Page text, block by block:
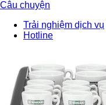
Câu chuyện
Trải nghiệm dịch vụ
Hotline